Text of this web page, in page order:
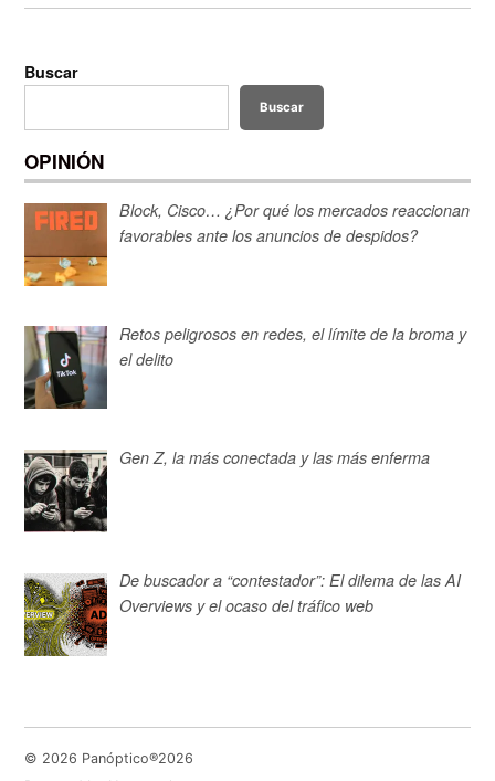
Buscar
Buscar
OPINIÓN
Block, Cisco… ¿Por qué los mercados reaccionan
favorables ante los anuncios de despidos?
Retos peligrosos en redes, el límite de la broma y
el delito
Gen Z, la más conectada y las más enferma
De buscador a “contestador”: El dilema de las AI
Overviews y el ocaso del tráfico web
© 2026 Panóptico®2026